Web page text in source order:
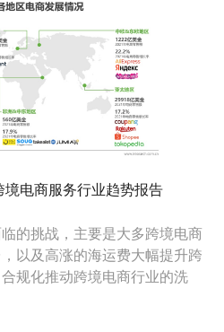
电商服务行业趋势报告
的挑战，主要是大多跨境电商
以及高涨的海运费大幅提升跨
规化推动跨境电商行业的洗